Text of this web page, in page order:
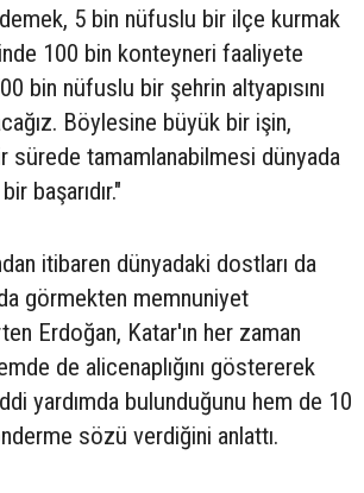
5 bin nüfuslu bir ilçe kurmak
100 bin konteyneri faaliyete
bin nüfuslu bir şehrin altyapısını
Böylesine büyük bir işin,
sürede tamamlanabilmesi dünyada
başarıdır."
itibaren dünyadaki dostları da
görmekten memnuniyet
Erdoğan, Katar'ın her zaman
de alicenaplığını göstererek
yardımda bulunduğunu hem de 10
sözü verdiğini anlattı.